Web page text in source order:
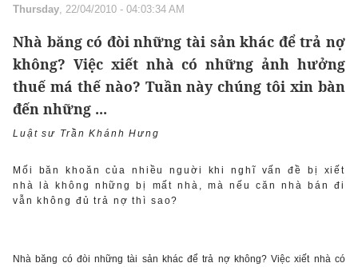
Thursday, 22/04/2010 - 04:03:34 AM
Nhà băng có đòi những tài sản khác để trả nợ
không? Việc xiết nhà có những ảnh hưởng
thuế má thế nào? Tuần này chúng tôi xin bàn
đến những ...
Luật sư Trần Khánh Hưng
Mối băn khoăn của nhiều nguời khi nghĩ vấn đề bị xiết
nhà là không những bị mất nhà, mà nếu căn nhà bán đi
vẫn không đủ trả nợ thì sao?
Nhà băng có đòi những tài sản khác để trả nợ không? Việc xiết nhà có